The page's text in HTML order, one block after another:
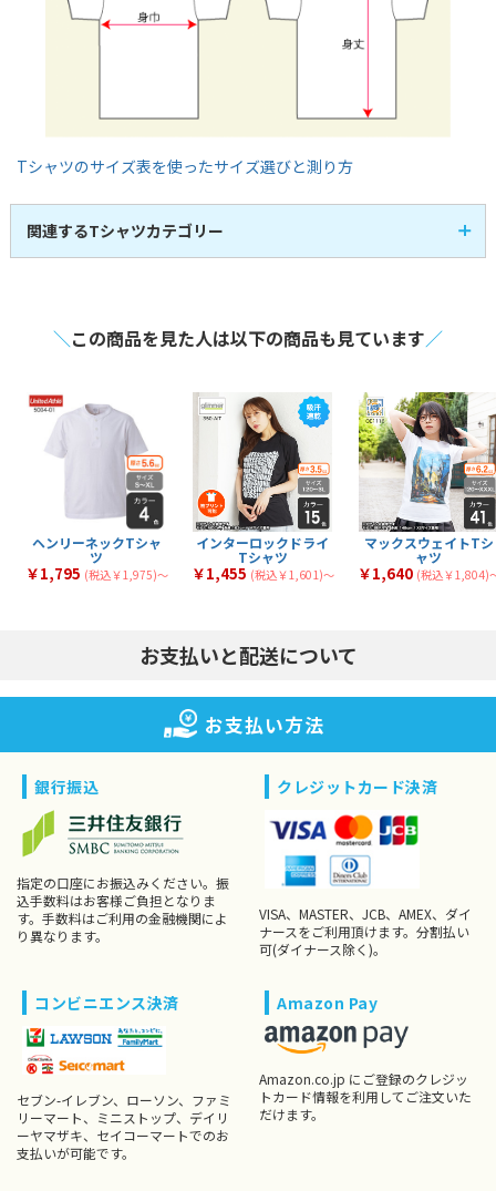
Tシャツのサイズ表を使ったサイズ選びと測り方
関連するTシャツカテゴリー
長袖Tシャツ
全41商品 激安Tシャツ
全 7商品
全44 メンズTシャツ
全59 商品
タンクトップ
6商品
シルクスクリーンTシ
ャツ
全8商品
フルグラフィックTシ
ャツ
1商品
トライブレンドTシャ
ツ
全1商品
マックスウェイトTシ
ャツ
7商品 七分袖Tシャツ
全 2 商品
スリムフィットTシャ
ツ
3商品 厚手Tシャツ
40
薄手Tシャツ
34 商品 中厚Tシャツ
全39 商品
イベント向けTシャツ
14商品
文化祭・体育祭Tシャ
ツ
全18商品
＼この商品を見た人は以下の商品も見ています／
ヘンリーネックTシャ
ツ
￥1,795 (税込￥1,975)〜
インターロックドライ
Tシャツ
￥1,455 (税込￥1,601)〜
マックスウェイトTシ
ャツ
￥1,640 (税込￥1,804)
お支払いと配送について
お支払い方法
銀行振込
指定の口座にお振込みください。振
込手数料はお客様ご負担となりま
す。手数料はご利用の金融機関によ
り異なります。
クレジットカード決済
VISA、MASTER、JCB、AMEX、ダイ
ナースをご利用頂けます。分割払い
可(ダイナース除く)。
コンビニエンス決済
セブン-イレブン、ローソン、ファミ
リーマート、ミニストップ、デイリ
ーヤマザキ、セイコーマートでのお
支払いが可能です。
Amazon Pay
Amazon.co.jp にご登録のクレジッ
トカード情報を利用してご注文いた
だけます。